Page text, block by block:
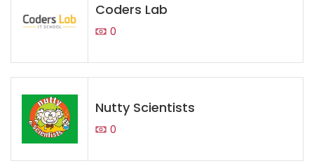
Coders Lab
0
Nutty Scientists
0